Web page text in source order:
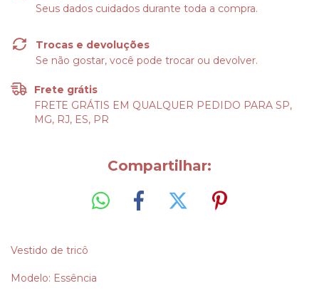
Seus dados cuidados durante toda a compra.
Trocas e devoluções
Se não gostar, você pode trocar ou devolver.
Frete grátis
FRETE GRÁTIS EM QUALQUER PEDIDO PARA SP,
MG, RJ, ES, PR
Compartilhar:
Vestido de tricô
Modelo: Essência